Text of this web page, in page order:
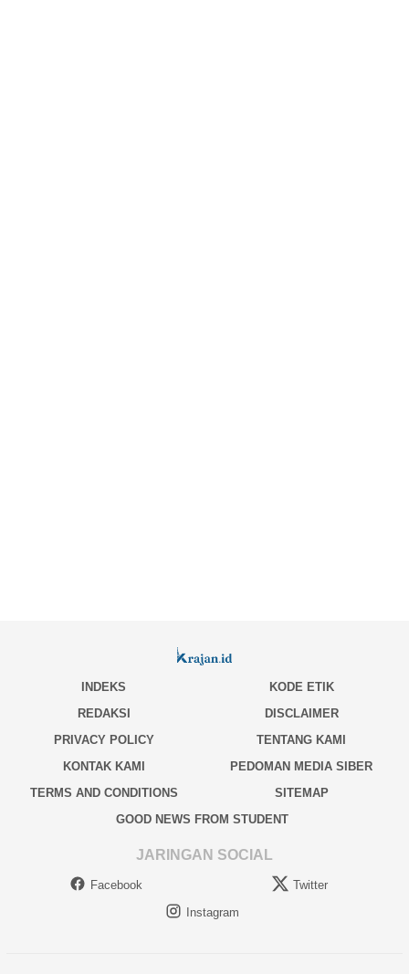
INDEKS
KODE ETIK
REDAKSI
DISCLAIMER
PRIVACY POLICY
TENTANG KAMI
KONTAK KAMI
PEDOMAN MEDIA SIBER
TERMS AND CONDITIONS
SITEMAP
GOOD NEWS FROM STUDENT
JARINGAN SOCIAL
Facebook
Twitter
Instagram